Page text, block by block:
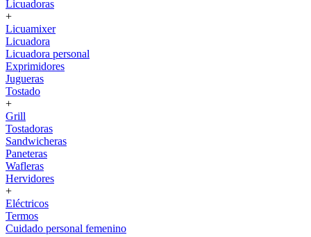
Licuadoras
+
Licuamixer
Licuadora
Licuadora personal
Exprimidores
Jugueras
Tostado
+
Grill
Tostadoras
Sandwicheras
Paneteras
Wafleras
Hervidores
+
Eléctricos
Termos
Cuidado personal femenino